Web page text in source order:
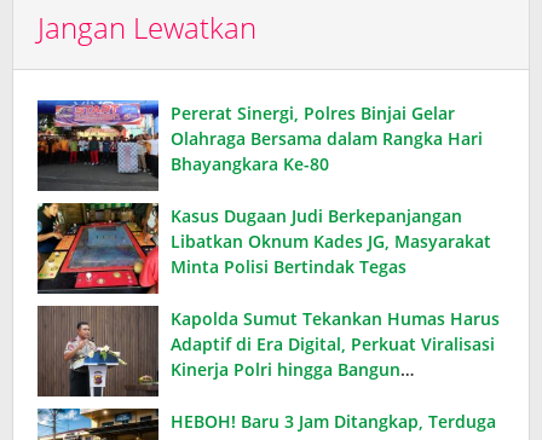
Jangan Lewatkan
Pererat Sinergi, Polres Binjai Gelar
Olahraga Bersama dalam Rangka Hari
Bhayangkara Ke-80
Kasus Dugaan Judi Berkepanjangan
Libatkan Oknum Kades JG, Masyarakat
Minta Polisi Bertindak Tegas
Kapolda Sumut Tekankan Humas Harus
Adaptif di Era Digital, Perkuat Viralisasi
Kinerja Polri hingga Bangun
HEBOH! Baru 3 Jam Ditangkap, Terduga